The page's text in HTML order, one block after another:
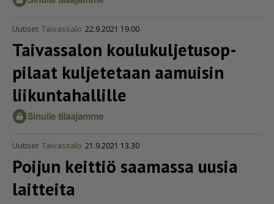
Uutiset Taivassalo 22.9.2021 19.00
Taivassalon koulu­kul­je­tu­sop­
pilaat kuljetetaan aamuisin
liikun­ta­hal­lille
Uutiset Taivassalo 21.9.2021 13.30
Poijun keittiö saamassa uusia
laitteita